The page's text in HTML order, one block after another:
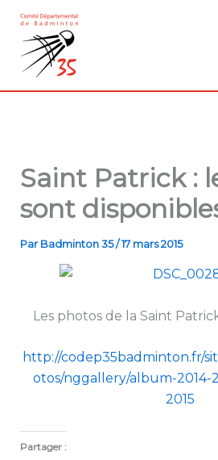
contenu
Saint Patrick :
sont
Par Badminton 35/17 mars 2015
Les photos de la Saint
http://codep35badminton.fr/
otos/nggallery/album-2014-
2015
Partager :